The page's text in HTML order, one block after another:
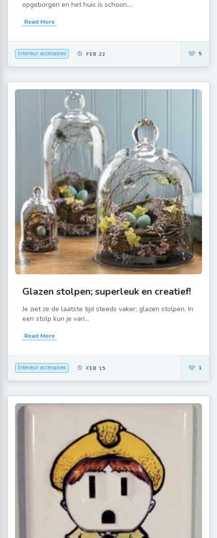
opgeborgen en het huis is schoon....
Read More
Interieur accessoires FEB 22 5
Glazen stolpen; superleuk en creatief!
Je ziet ze de laatste tijd steeds vaker; glazen stolpen. In
een stolp kun je van...
Read More
Interieur accessoires FEB 15 1